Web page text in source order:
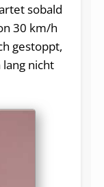
sobald
30 km/h
gestoppt,
nicht